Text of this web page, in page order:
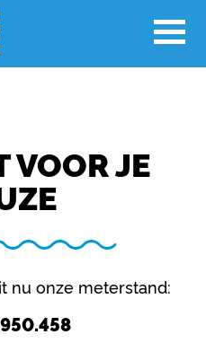
VOOR JE
nu onze meterstand: